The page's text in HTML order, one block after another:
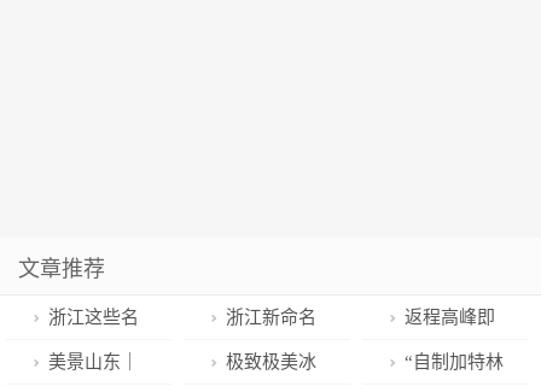
文章推荐
浙江这些名
师名校长上榜
浙江新命名
20个省级特色
返程高峰即
将来临！本市
美景山东｜ 极致极美冰 “自制加特林